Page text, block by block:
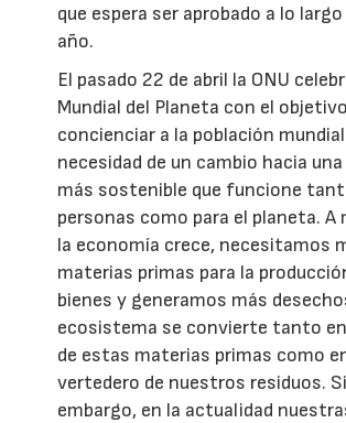
que espera ser aprobado a lo
año.
El pasado 22 de abril la ONU
Mundial del Planeta con el
concienciar a la población
necesidad de un cambio hacia
más sostenible que funcione
personas como para el planeta. A
la economía crece, necesitamos
materias primas para la
bienes y generamos más
ecosistema se convierte tanto
de estas materias primas como
vertedero de nuestros residuos.
embargo, en la actualidad